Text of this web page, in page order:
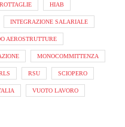
HIAB
INTEGRAZIONE SALARIALE
AEROSTRUTTURE
MONOCOMMITTENZA
RSU SCIOPERO
VUOTO LAVORO